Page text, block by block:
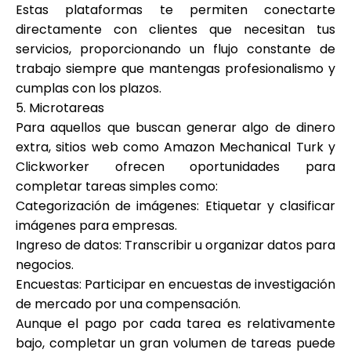
Estas plataformas te permiten conectarte
directamente con clientes que necesitan tus
servicios, proporcionando un flujo constante de
trabajo siempre que mantengas profesionalismo y
cumplas con los plazos.
5. Microtareas
Para aquellos que buscan generar algo de dinero
extra, sitios web como Amazon Mechanical Turk y
Clickworker ofrecen oportunidades para
completar tareas simples como:
Categorización de imágenes: Etiquetar y clasificar
imágenes para empresas.
Ingreso de datos: Transcribir u organizar datos para
negocios.
Encuestas: Participar en encuestas de investigación
de mercado por una compensación.
Aunque el pago por cada tarea es relativamente
bajo, completar un gran volumen de tareas puede